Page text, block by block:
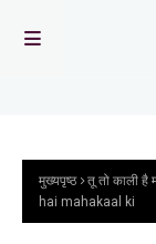
मुख्यपृष्ठ
तू तो काली
hai mahakaal ki